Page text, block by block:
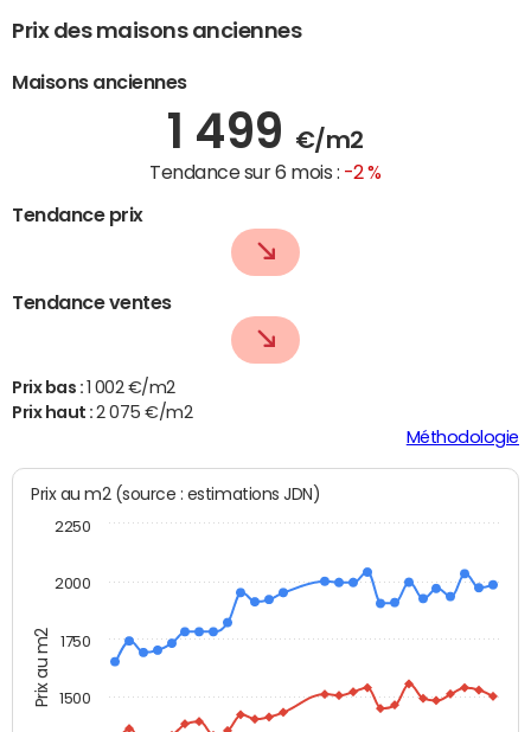
Prix des maisons anciennes
Maisons anciennes
1 499 €/m2
Tendance sur 6 mois : -2 %
Tendance prix
Tendance ventes
Prix bas : 1 002 €/m2
Prix haut :2 075 €/m2
Méthodologie
Prix au m2
Prix au m2 (source : estimations JDN)
2000
1500
1750
2250